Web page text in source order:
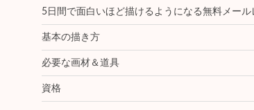
5日間で面白いほど描けるようになる無料メール
基本の描き方
必要な画材＆道具
資格